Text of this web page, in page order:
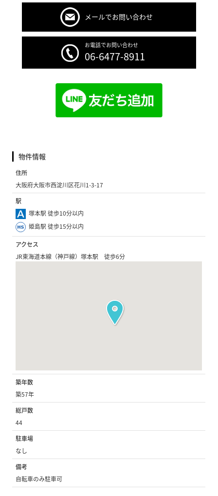
メールでお問い合わせ
お電話でお問い合わせ
06-6477-8911
物件情報
住所
大阪府大阪市西淀川区花川1-3-17
駅
塚本駅 徒歩10分以内
姫島駅 徒歩15分以内
アクセス
JR東海道本線（神戸線）塚本駅 徒歩6分
築年数
築57年
総戸数
44
駐車場
なし
備考
自転車のみ駐車可